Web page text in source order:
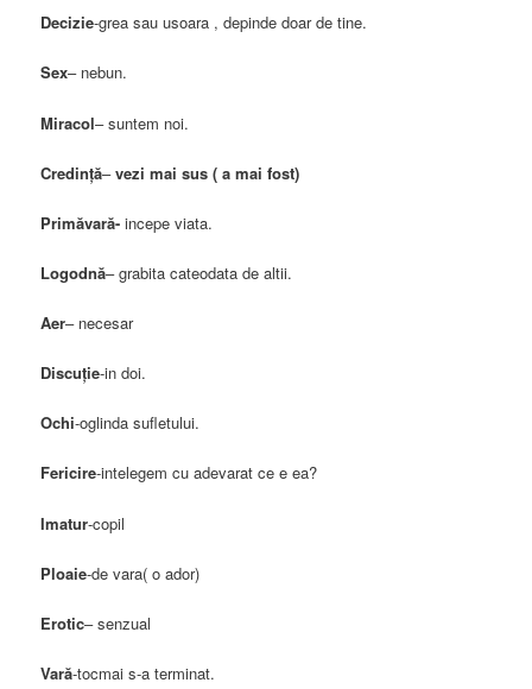
Decizie-grea sau usoara , depinde doar de tine.
Sex– nebun.
Miracol– suntem noi.
Credinţă–vezi mai sus ( a mai fost)
Primăvară- incepe viata.
Logodnă– grabita cateodata de altii.
Aer– necesar
Discuţie-in doi.
Ochi-oglinda sufletului.
Fericire-intelegem cu adevarat ce e ea?
Imatur-copil
Ploaie-de vara( o ador)
Erotic– senzual
Vară-tocmai s-a terminat.